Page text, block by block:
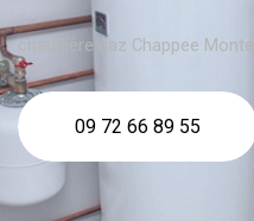
chaudière gaz Chappee
09 72 66 89 55